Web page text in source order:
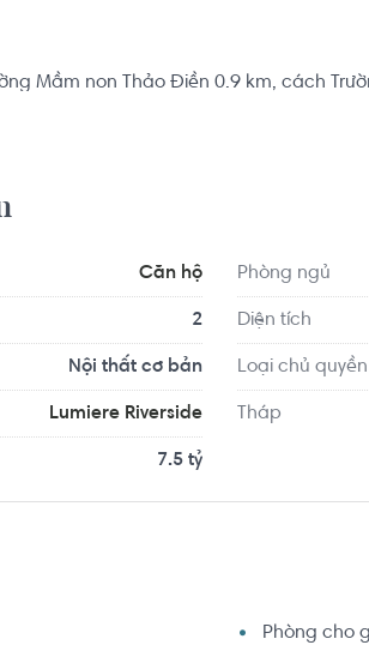
Mầm non Thảo Điền 0.9 km, cách
Căn hộ Phòng ngủ
2 Diện tích
Nội thất cơ bản Loại chủ quyền
Lumiere Riverside Tháp
7.5 tỷ
Phòng cho